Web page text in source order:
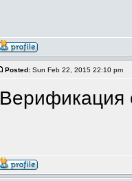
Posted: Sun Feb 22, 2015 22:10 pm
Верификация